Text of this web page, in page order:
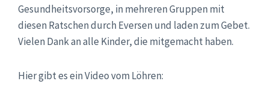
Gesundheitsvorsorge, in mehreren Gruppen mit
diesen Ratschen durch Eversen und laden zum Gebet.
Vielen Dank an alle Kinder, die mitgemacht haben.
Hier gibt es ein Video vom Löhren: